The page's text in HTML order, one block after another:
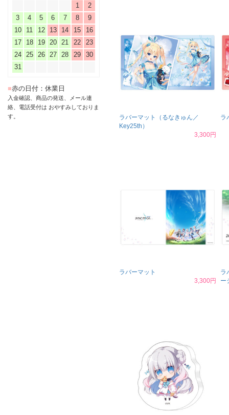
ラバーマット（るなきゅん／
Key25th）
3,300円
ラ
ラバーマット
3,300円
ラ
ー
1
2
3
4 5 6 7 8
9
10
11 12 13 14 15
16
17
18 19 20 21 22
23
24
25 26 27 28 29
30
31
■赤の日付：休業日
入金確認、商品の発送、メール連
絡、電話受付は おやすみしておりま
す。